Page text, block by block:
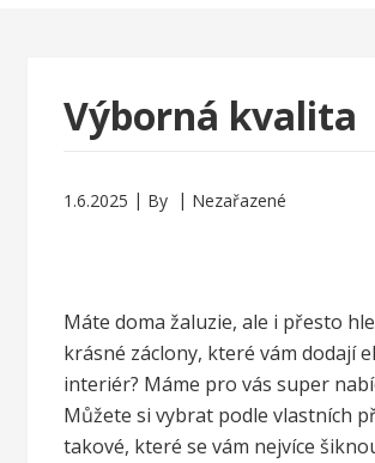
Výborná kvalita
1.6.2025 By Nezařazené
Máte doma žaluzie, ale i přesto
krásné záclony, které vám dodají
interiér? Máme pro vás super
Můžete si vybrat podle vlastních
takové, které se vám nejvíce